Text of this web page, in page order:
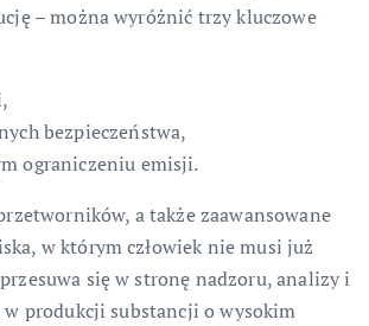
– można wyróżnić trzy kluczowe
bezpieczeństwa,
ograniczeniu emisji.
a także zaawansowane
w którym człowiek nie musi już
się w stronę nadzoru, analizy i
produkcji substancji o wysokim